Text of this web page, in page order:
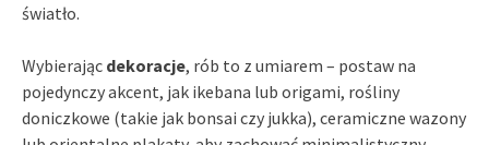
światło.
Wybierając dekoracje, rób to z umiarem – postaw na
pojedynczy akcent, jak ikebana lub origami, rośliny
doniczkowe (takie jak bonsai czy jukka), ceramiczne wazony